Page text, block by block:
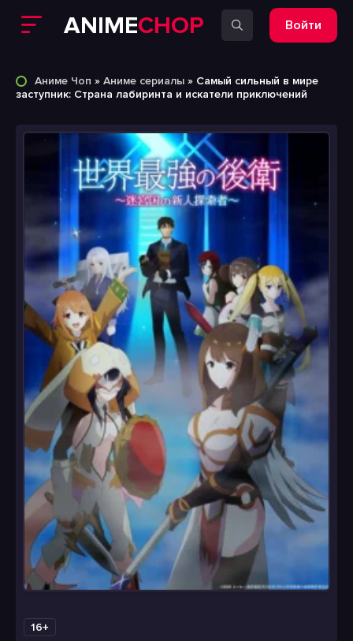
ANIMECHOP Войти
Аниме Чоп » Аниме сериалы » Самый сильный в мире
заступник: Страна лабиринта и искатели приключений
16+